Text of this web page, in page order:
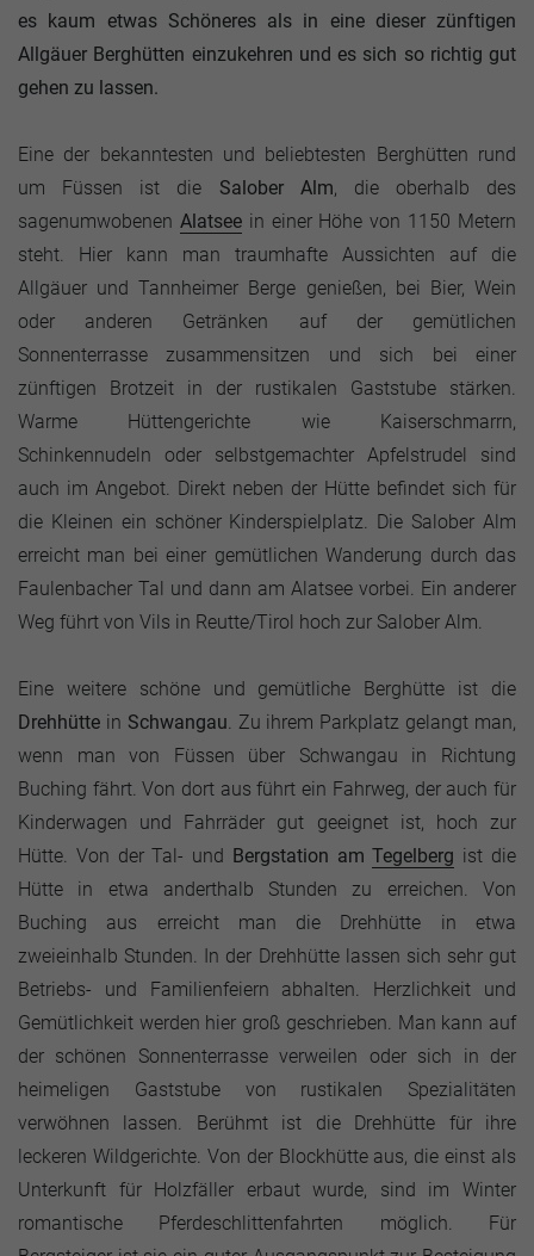
es kaum etwas Schöneres als in eine dieser zünftigen
Allgäuer Berghütten einzukehren und es sich so richtig gut
gehen zu lassen.
Eine der bekanntesten und beliebtesten Berghütten rund
um Füssen ist die Salober Alm, die oberhalb des
sagenumwobenen Alatseein einer Höhe von 1150 Metern
steht. Hier kann man traumhafte Aussichten auf die
Allgäuer und Tannheimer Berge genießen, bei Bier, Wein
oder anderen Getränken auf der gemütlichen
Sonnenterrasse zusammensitzen und sich bei einer
zünftigen Brotzeit in der rustikalen Gaststube stärken.
Warme Hüttengerichte wie Kaiserschmarrn,
Schinkennudeln oder selbstgemachter Apfelstrudel sind
auch im Angebot. Direkt neben der Hütte befindet sich für
die Kleinen ein schöner Kinderspielplatz. Die Salober Alm
erreicht man bei einer gemütlichen Wanderung durch das
Faulenbacher Tal und dann am Alatsee vorbei. Ein anderer
Weg führt von Vils in Reutte/Tirol hoch zur Salober Alm.
Eine weitere schöne und gemütliche Berghütte ist die
Drehhütte in Schwangau. Zu ihrem Parkplatz gelangt man,
wenn man von Füssen über Schwangau in Richtung
Buching fährt. Von dort aus führt ein Fahrweg, der auch für
Kinderwagen und Fahrräder gut geeignet ist, hoch zur
Hütte. Von der Tal- und Bergstation amTegelberg ist die
Hütte in etwa anderthalb Stunden zu erreichen. Von
Buching aus erreicht man die Drehhütte in etwa
zweieinhalb Stunden. In der Drehhütte lassen sich sehr gut
Betriebs- und Familienfeiern abhalten. Herzlichkeit und
Gemütlichkeit werden hier groß geschrieben. Man kann auf
der schönen Sonnenterrasse verweilen oder sich in der
heimeligen Gaststube von rustikalen Spezialitäten
verwöhnen lassen. Berühmt ist die Drehhütte für ihre
leckeren Wildgerichte. Von der Blockhütte aus, die einst als
Unterkunft für Holzfäller erbaut wurde, sind im Winter
romantische Pferdeschlittenfahrten möglich. Für